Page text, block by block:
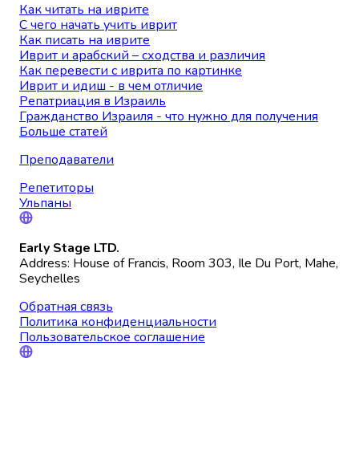
Как читать на иврите
С чего начать учить иврит
Как писать на иврите
Иврит и арабский – сходства и различия
Как перевести с иврита по картинке
Иврит и идиш - в чем отличие
Репатриация в Израиль
Гражданство Израиля - что нужно для получения
Больше статей
Преподаватели
Репетиторы
Ульпаны
Early Stage LTD.
Address: House of Francis, Room 303, Ile Du Port, Mahe,
Seychelles
Обратная связь
Политика конфиденциальности
Пользовательское соглашение